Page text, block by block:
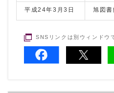
平成24年3月3日 旭図書
SNSリンクは別ウィンドウ